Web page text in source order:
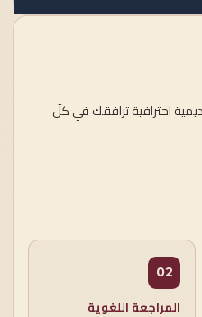
احترافية ترافقك في كلّ
02
المراجعة اللغوية